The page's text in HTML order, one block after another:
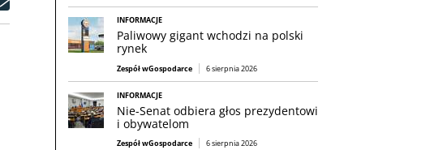
INFORMACJE
Paliwowy gigant wchodzi na polski
rynek
Zespół wGospodarce 6 sierpnia 2026
INFORMACJE
Nie-Senat odbiera głos prezydentowi
i obywatelom
Zespół wGospodarce 6 sierpnia 2026